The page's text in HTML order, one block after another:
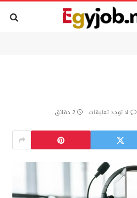
لا توجد تعليقات 2 دقائق